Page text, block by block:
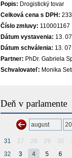
Popis: Drogistický tovar
Celková cena s DPH:
Číslo zmluvy: 110001167
Dátum vystavenia: 13.
Dátum schválenia: 13.
Partner: PhDr. Gabriela
Schvalovateľ: Monika
Deň v parlamente
31 27 28 29 30
32
3 4 5 6